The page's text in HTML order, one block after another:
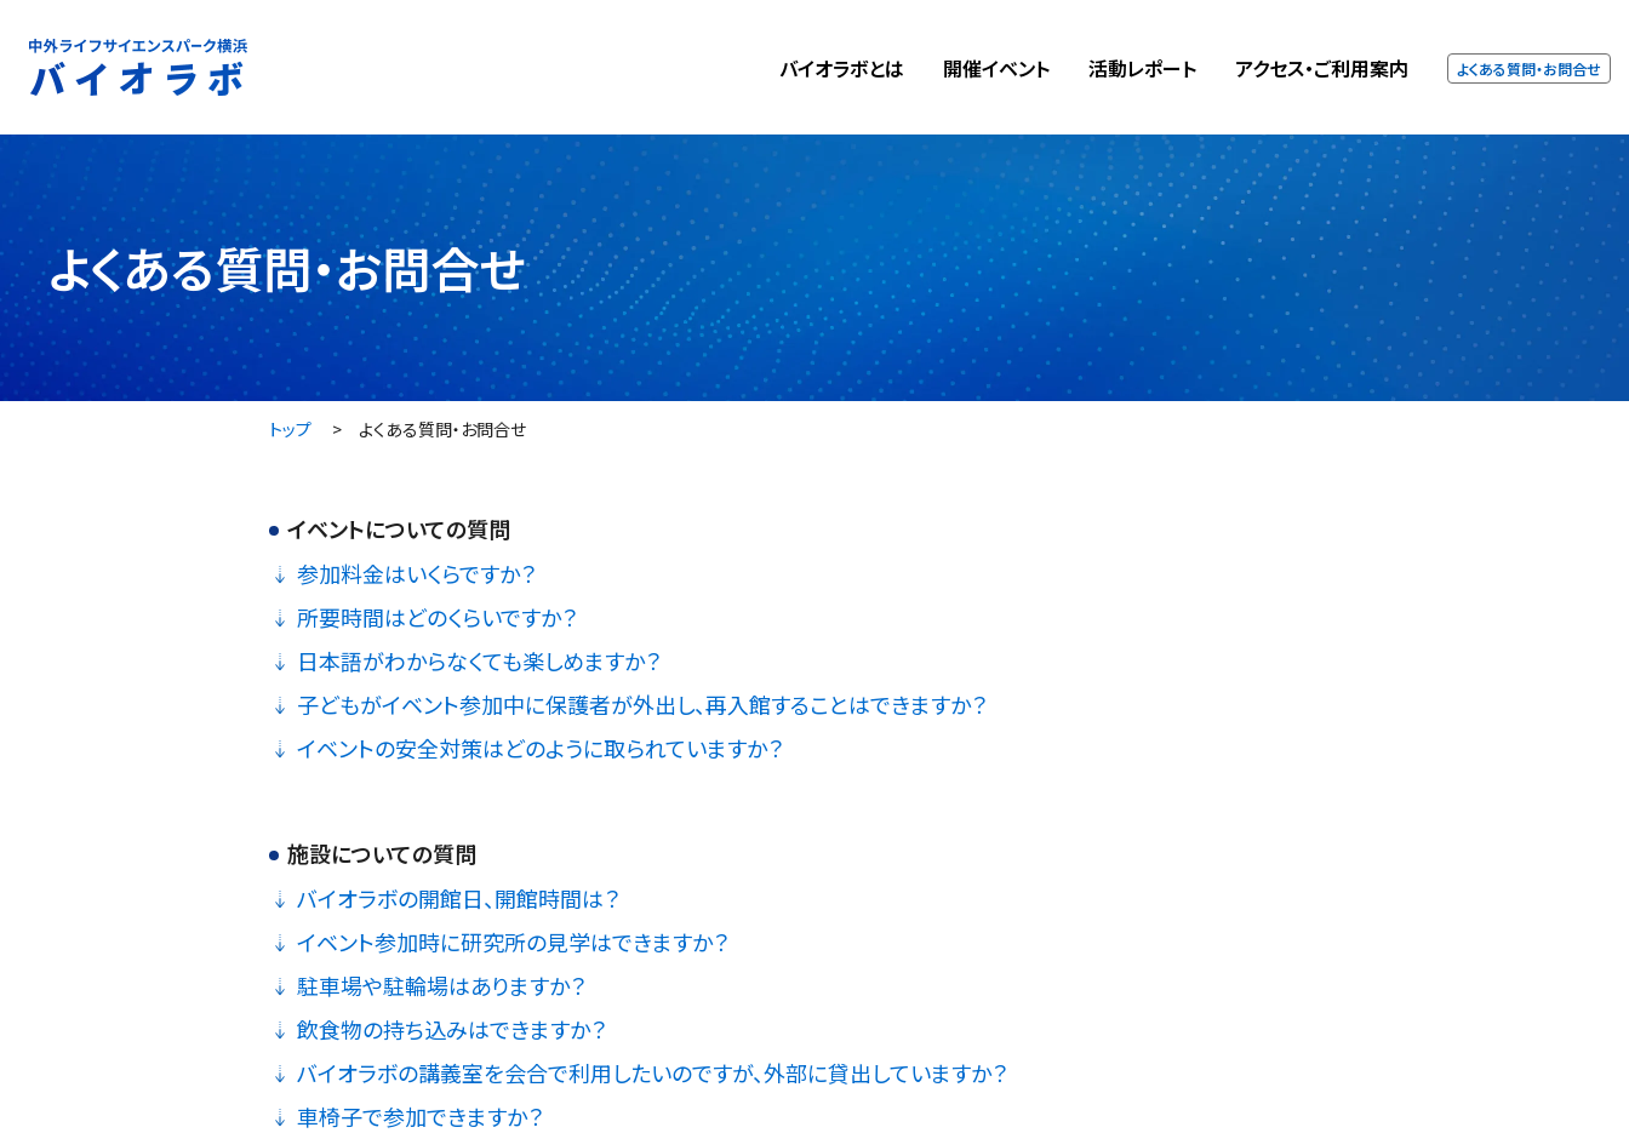
バイオラボとは 開催イベント 活動レポート アクセス・ご利用案内 よくある質問・お問合せ
よくある質問・お問合せ
トップ よくある質問・お問合せ
イベントについての質問
参加料金はいくらですか？
所要時間はどのくらいですか？
日本語がわからなくても楽しめますか？
子どもがイベント参加中に保護者が外出し、再入館することはできますか？
イベントの安全対策はどのように取られていますか？
施設についての質問
バイオラボの開館日、開館時間は？
イベント参加時に研究所の見学はできますか？
駐車場や駐輪場はありますか？
飲食物の持ち込みはできますか？
バイオラボの講義室を会合で利用したいのですが、外部に貸出していますか？
車椅子で参加できますか？